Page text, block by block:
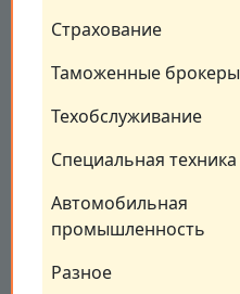
Страхование
Таможенные брокеры
Техобслуживание
Специальная техника
Автомобильная
промышленность
Разное